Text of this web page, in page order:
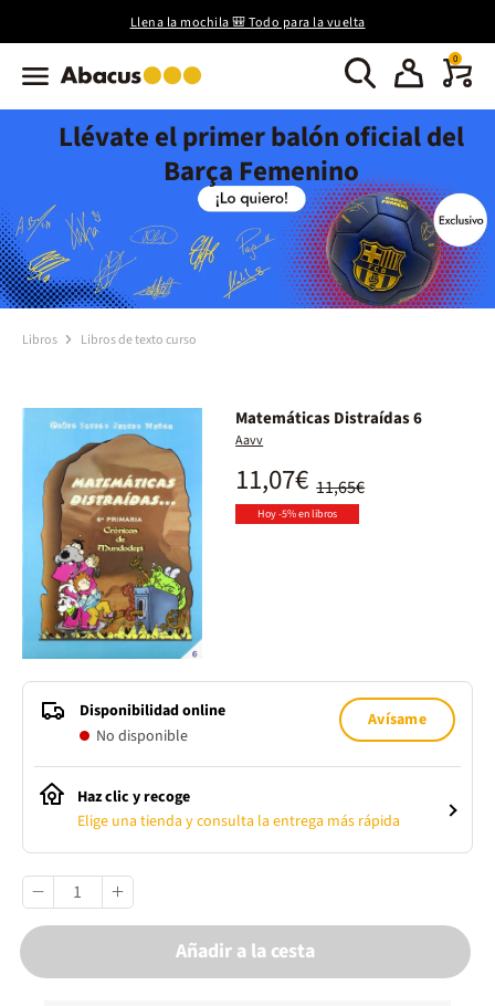
Llena la mochila 🎒 Todo para la vuelta
0
Llévate el primer balón oficial del
Barça Femenino
Libros Libros de texto curso
Matemáticas Distraídas 6
Aavv
11,65€
11,07€
Hoy -5% en libros
Disponibilidad online
No disponible
Avísame
Haz clic y recoge
Elige una tienda y consulta la entrega más rápida
Añadir a la cesta